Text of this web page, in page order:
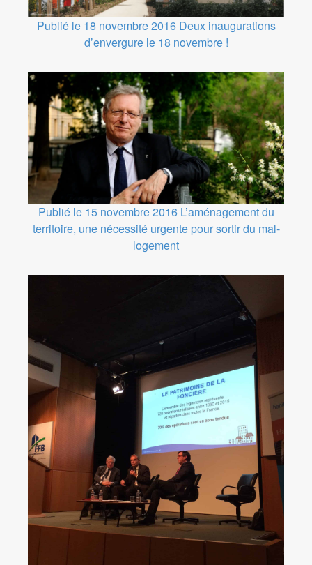
Publié le 18 novembre 2016 Deux inaugurations
d’envergure le 18 novembre !
Publié le 15 novembre 2016 L’aménagement du
territoire, une nécessité urgente pour sortir du mal-
logement